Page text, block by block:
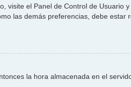
el Panel de Control de Usuario
las demás preferencias, debe
la hora almacenada en el